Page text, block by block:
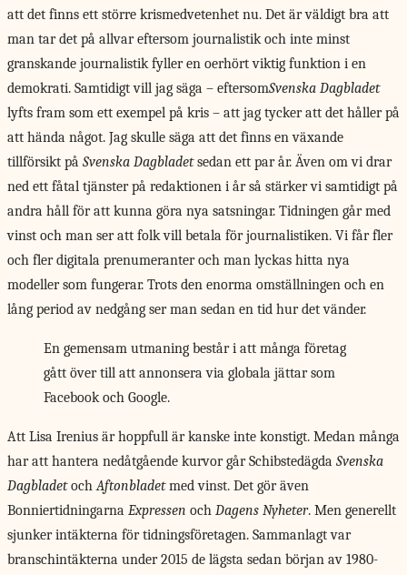
att det finns ett större krismedvetenhet nu. Det är väldigt bra att
man tar det på allvar eftersom journalistik och inte minst
granskande journalistik fyller en oerhört viktig funktion i en
demokrati. Samtidigt vill jag säga – eftersomSvenska Dagbladet
lyfts fram som ett exempel på kris – att jag tycker att det håller på
att hända något. Jag skulle säga att det finns en växande
tillförsikt på Svenska Dagbladetsedan ett par år. Även om vi drar
ned ett fåtal tjänster på redaktionen i år så stärker vi samtidigt på
andra håll för att kunna göra nya satsningar. Tidningen går med
vinst och man ser att folk vill betala för journalistiken. Vi får fler
och fler digitala prenumeranter och man lyckas hitta nya
modeller som fungerar. Trots den enorma omställningen och en
lång period av nedgång ser man sedan en tid hur det vänder.
En gemensam utmaning består i att många företag
gått över till att annonsera via globala jättar som
Facebook och Google.
Att Lisa Irenius är hoppfull är kanske inte konstigt. Medan många
har att hantera nedåtgående kurvor går Schibstedägda Svenska
DagbladetochAftonbladetmed vinst. Det gör även
Bonniertidningarna Expressen och Dagens Nyheter. Men generellt
sjunker intäkterna för tidningsföretagen. Sammanlagt var
branschintäkterna under 2015 de lägsta sedan början av 1980-